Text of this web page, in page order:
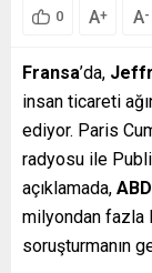
0 A+ A-
Fransa’da,
insan ticareti
ediyor. Paris
radyosu ile
açıklamada, ABD
milyondan fazla
soruşturmanın